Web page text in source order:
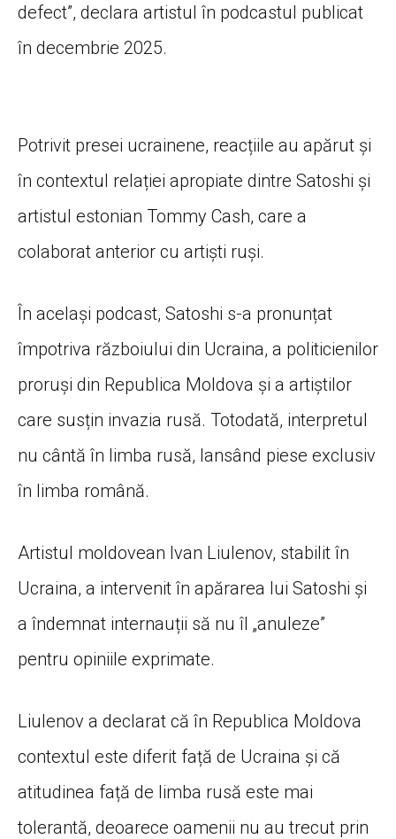
defect”, declara artistul în podcastul publicat
în decembrie 2025.
Potrivit presei ucrainene, reacțiile au apărut și
în contextul relației apropiate dintre Satoshi și
artistul estonian Tommy Cash, care a
colaborat anterior cu artiști ruși.
În același podcast, Satoshi s-a pronunțat
împotriva războiului din Ucraina, a politicienilor
proruși din Republica Moldova și a artiștilor
care susțin invazia rusă. Totodată, interpretul
nu cântă în limba rusă, lansând piese exclusiv
în limba română.
Artistul moldovean Ivan Liulenov, stabilit în
Ucraina, a intervenit în apărarea lui Satoshi și
a îndemnat internauții să nu îl „anuleze”
pentru opiniile exprimate.
Liulenov a declarat că în Republica Moldova
contextul este diferit față de Ucraina și că
atitudinea față de limba rusă este mai
tolerantă, deoarece oamenii nu au trecut prin